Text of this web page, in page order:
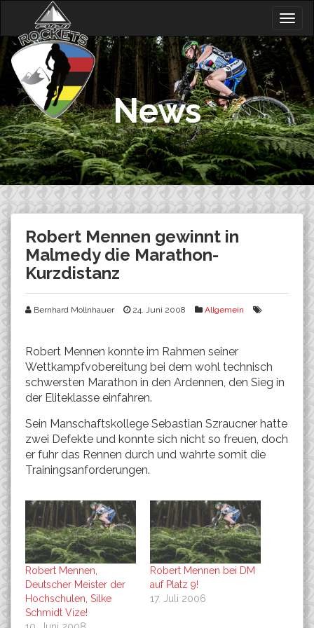
content
News
Robert Mennen gewinnt in
Malmedy die Marathon-
Kurzdistanz
Bernhard Mollnhauer 24. Juni 2008 Allgemein
Robert Mennen konnte im Rahmen seiner
Wettkampfvobereitung bei dem wohl technisch
schwersten Marathon in den Ardennen, den Sieg in
der Eliteklasse einfahren.
Sein Manschaftskollege Sebastian Szraucner hatte
zwei Defekte und konnte sich nicht so freuen, doch
er fuhr das Rennen durch und wahrte somit die
Trainingsanforderungen.
Robert Mennen,
Deutscher Meister der
Hochschulen, Silke
Schmidt Vize!
Robert Mennen bei DM
auf Platz 9!
17. Juli 2006